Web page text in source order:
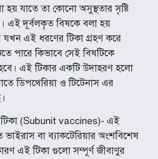
হয় যাতে তা কোনো অসুস্থতার সৃষ্টি
এই দূর্বলকৃত বিষকে বলা হয়
যখন এই ধরণের টিকা গ্রহণ করে
পারে কিভাবে সেই বিষটিকে
এই টিকার একটি উদাহরণ হলো
ডিপথেরিয়া ও টিটেনাস এর
(Subunit vaccines)- এই
ভাইরাস বা ব্যাকটেরিয়ার অংশবিশেষ
এই টিকা গুলো সম্পূর্ণ জীবাণুর